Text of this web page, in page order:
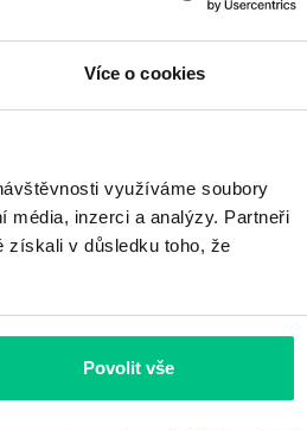
Více o cookies
využíváme soubory
média, inzerci a analýzy. Partneři
získali v důsledku toho, že
Povolit vše
a
UniCredit
zdražuje
slevu do
Český hypoteční
2026 potvrzuje, že
tlakem a část bank
růstu. UniCredit